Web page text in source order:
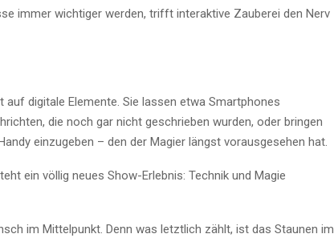
immer wichtiger werden, trifft interaktive Zauberei den Nerv
auf digitale Elemente. Sie lassen etwa Smartphones
die noch gar nicht geschrieben wurden, oder bringen
einzugeben – den der Magier längst vorausgesehen hat.
ein völlig neues Show-Erlebnis: Technik und Magie
im Mittelpunkt. Denn was letztlich zählt, ist das Staunen im